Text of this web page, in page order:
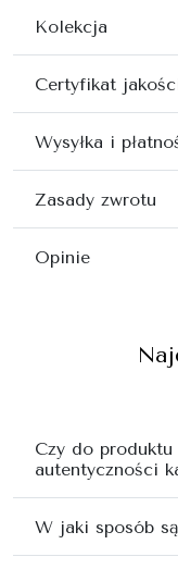
Kolekcja
Certyfikat
Wysyłka i
Zasady zwrotu
Opinie
Czy do
autentyczności
W jaki sposób